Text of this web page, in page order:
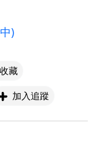
)
收藏
加入追蹤